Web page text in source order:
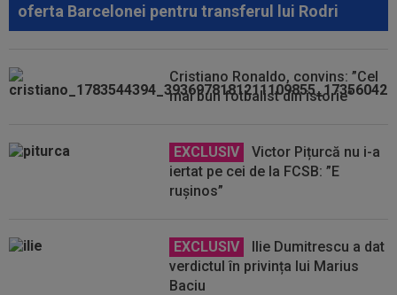
oferta Barcelonei pentru transferul lui Rodri
Cristiano Ronaldo, convins: ”Cel
mai bun fotbalist din istorie”
EXCLUSIV
Victor Pițurcă nu i-a
iertat pe cei de la FCSB: ”E
rușinos”
EXCLUSIV
Ilie Dumitrescu a dat
verdictul în privința lui Marius
Baciu